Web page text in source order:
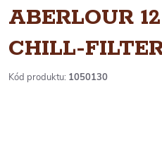
ABERLOUR
CHILL-
Kód produktu: 1050130